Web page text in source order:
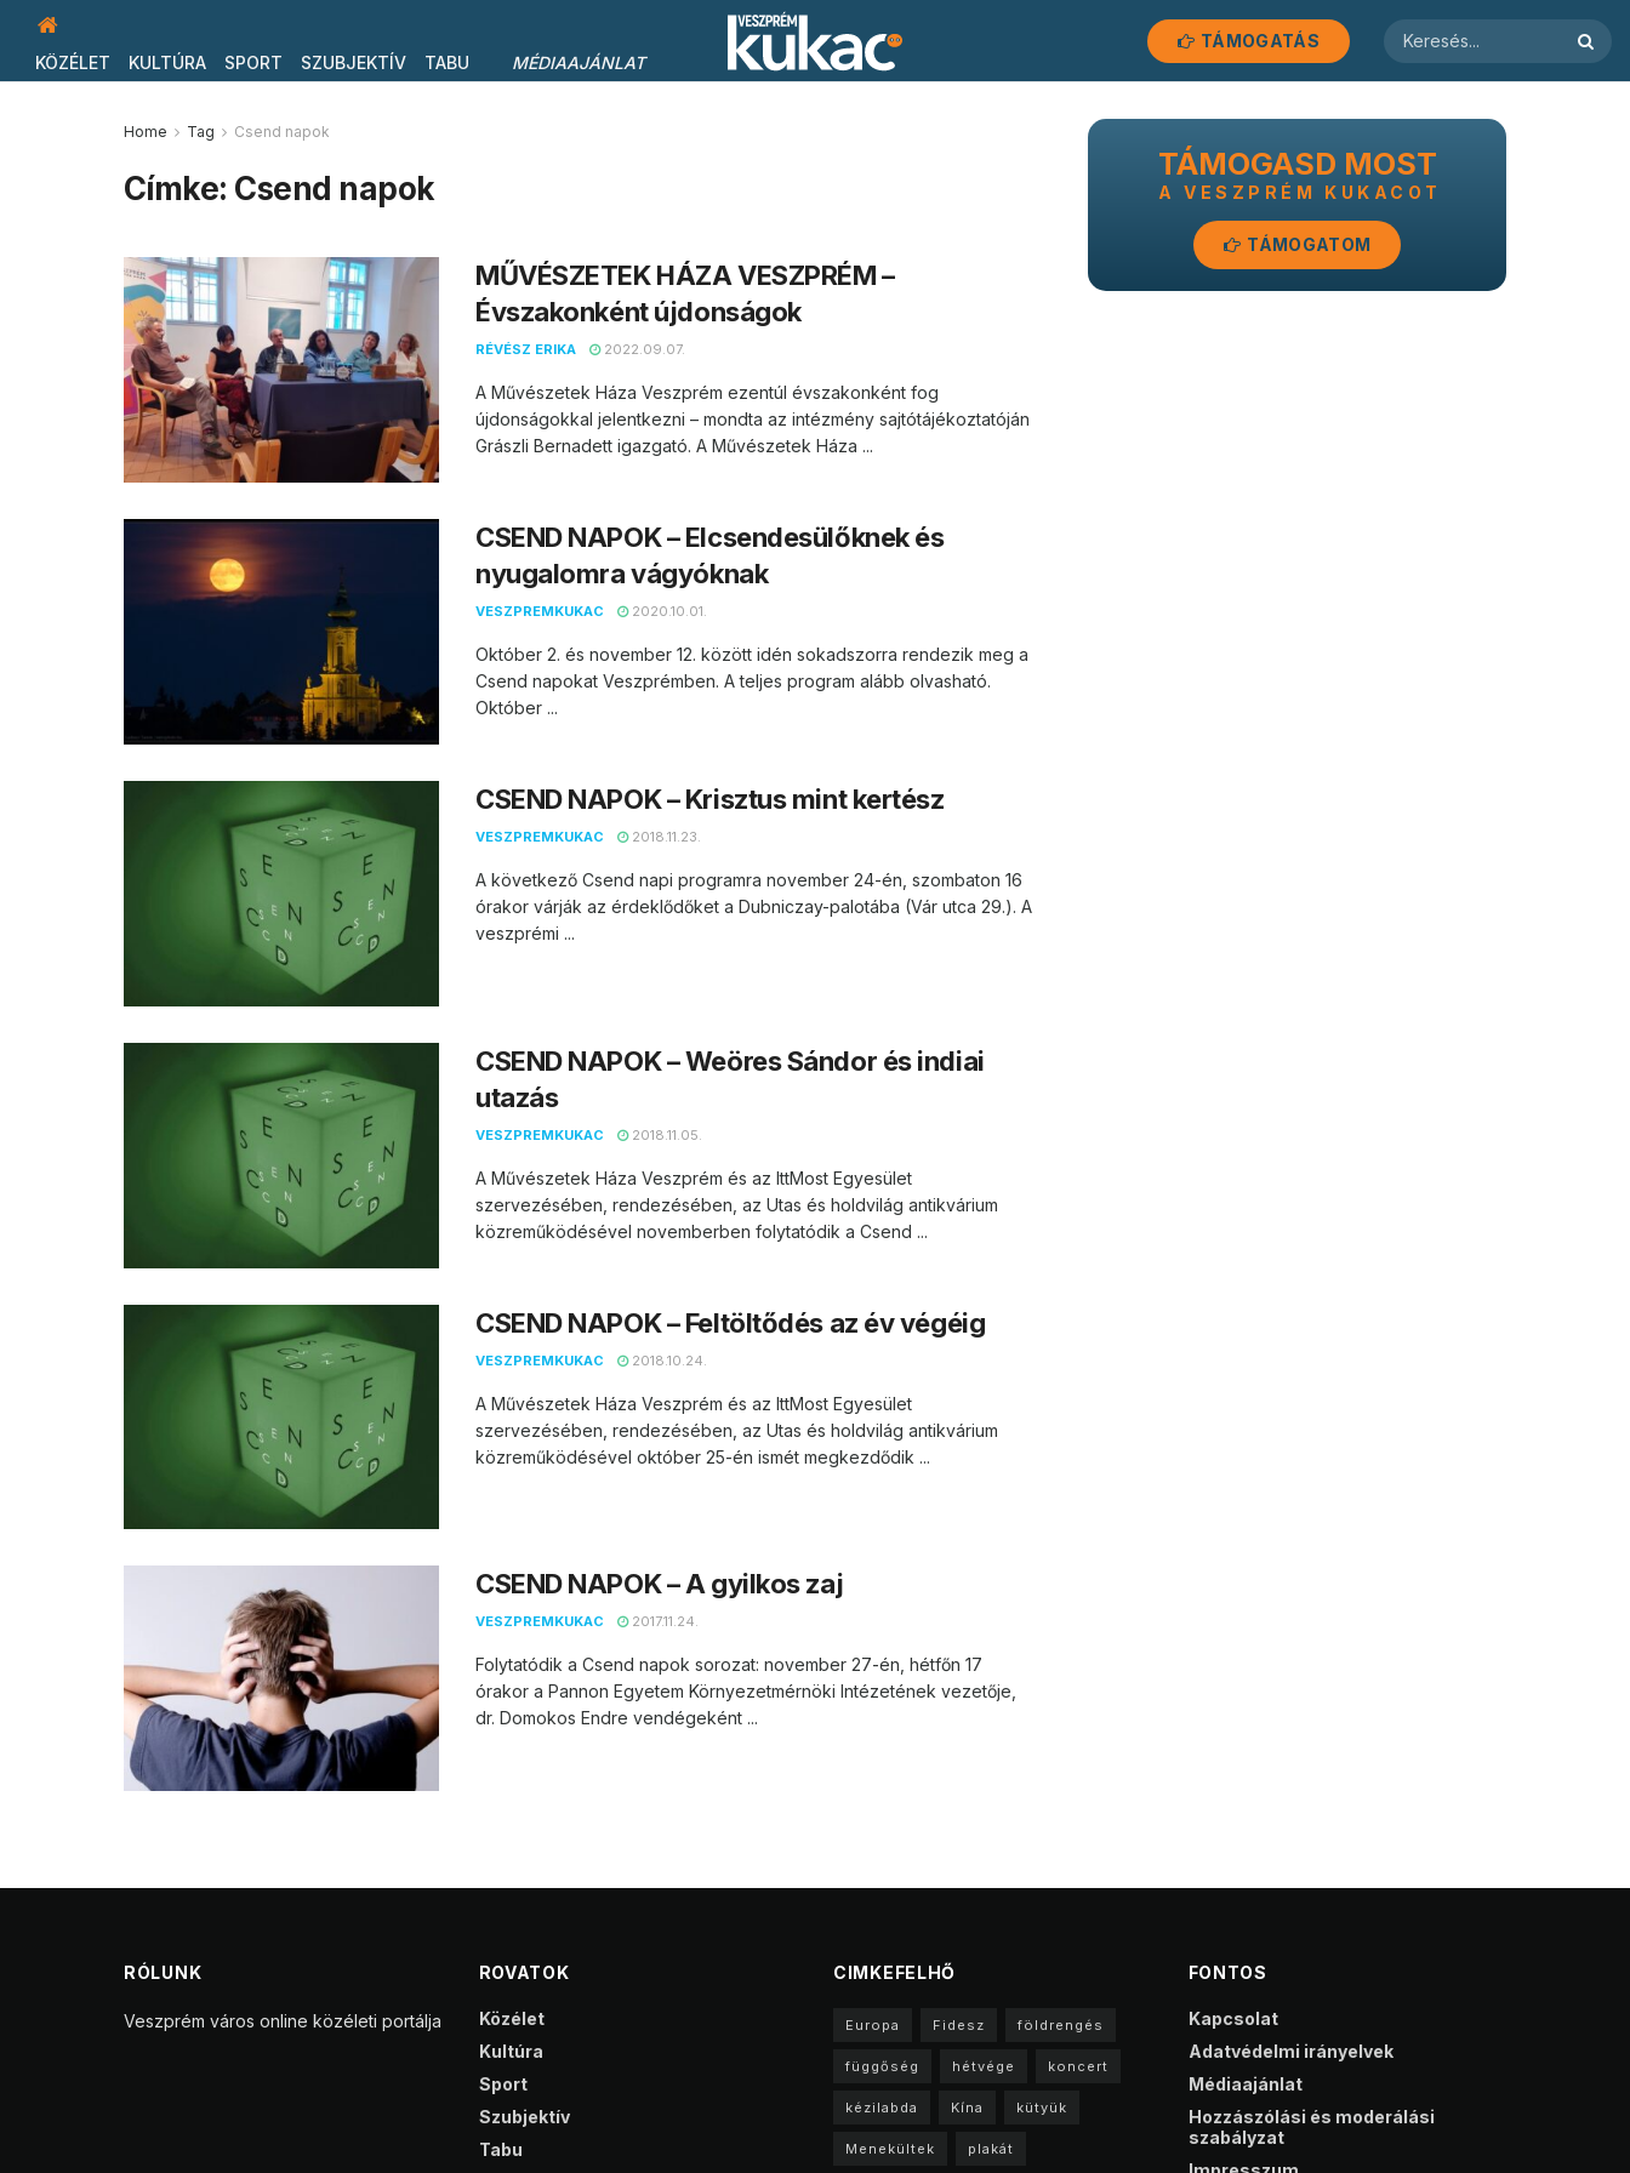
KÖZÉLET KULTÚRA SPORT SZUBJEKTÍV TABU MÉDIAAJÁNLAT
TÁMOGATÁS
Home Tag Csend napok
Címke: Csend napok
MŰVÉSZETEK HÁZA VESZPRÉM –
Évszakonként újdonságok
RÉVÉSZ ERIKA 2022.09.07.
A Művészetek Háza Veszprém ezentúl évszakonként fog
újdonságokkal jelentkezni – mondta az intézmény sajtótájékoztatóján
Grászli Bernadett igazgató. A Művészetek Háza ...
CSEND NAPOK – Elcsendesülőknek és
nyugalomra vágyóknak
VESZPREMKUKAC 2020.10.01.
Október 2. és november 12. között idén sokadszorra rendezik meg a
Csend napokat Veszprémben. A teljes program alább olvasható.
Október ...
CSEND NAPOK – Krisztus mint kertész
VESZPREMKUKAC 2018.11.23.
A következő Csend napi programra november 24-én, szombaton 16
órakor várják az érdeklődőket a Dubniczay-palotába (Vár utca 29.). A
veszprémi ...
CSEND NAPOK – Weöres Sándor és indiai
utazás
VESZPREMKUKAC 2018.11.05.
A Művészetek Háza Veszprém és az IttMost Egyesület
szervezésében, rendezésében, az Utas és holdvilág antikvárium
közreműködésével novemberben folytatódik a Csend ...
CSEND NAPOK – Feltöltődés az év végéig
VESZPREMKUKAC 2018.10.24.
A Művészetek Háza Veszprém és az IttMost Egyesület
szervezésében, rendezésében, az Utas és holdvilág antikvárium
közreműködésével október 25-én ismét megkezdődik ...
CSEND NAPOK – A gyilkos zaj
VESZPREMKUKAC 2017.11.24.
Folytatódik a Csend napok sorozat: november 27-én, hétfőn 17
órakor a Pannon Egyetem Környezetmérnöki Intézetének vezetője,
dr. Domokos Endre vendégeként ...
TÁMOGASD MOST
A VESZPRÉM KUKACOT
TÁMOGATOM
RÓLUNK
Veszprém város online közéleti portálja
ROVATOK
Közélet
Kultúra
Sport
Szubjektív
Tabu
CIMKEFELHŐ
Europa Fidesz földrengés
függőség hétvége koncert
kézilabda Kína kütyük
Menekültek plakát
FONTOS
Kapcsolat
Adatvédelmi irányelvek
Médiaajánlat
Hozzászólási és moderálási
szabályzat